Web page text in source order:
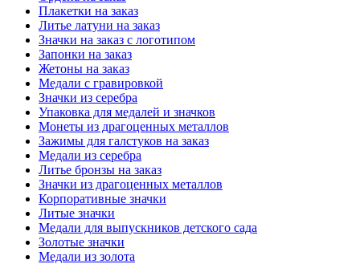
Плакетки на заказ
Литье латуни на заказ
Значки на заказ с логотипом
Запонки на заказ
Жетоны на заказ
Медали с гравировкой
Значки из серебра
Упаковка для медалей и значков
Монеты из драгоценных металлов
Зажимы для галстуков на заказ
Медали из серебра
Литье бронзы на заказ
Значки из драгоценных металлов
Корпоративные значки
Литые значки
Медали для выпускников детского сада
Золотые значки
Медали из золота